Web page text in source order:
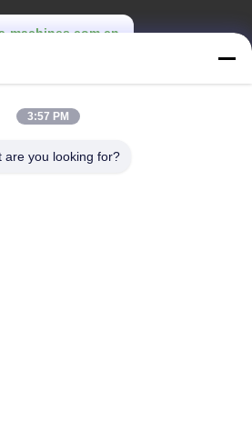
machines.com.cn
3:57 PM
are you looking for?